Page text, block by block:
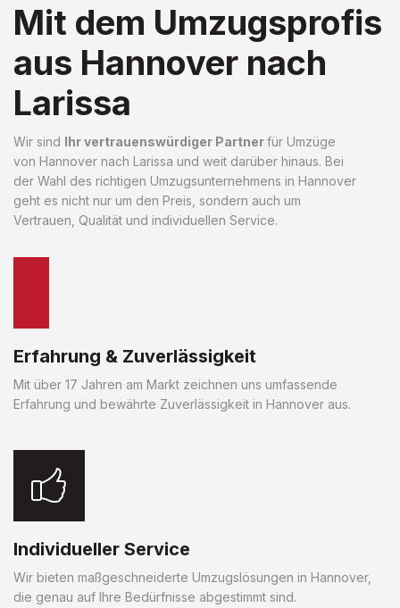
Mit dem Umzugsprofis
aus Hannover nach
Larissa
Wir sind Ihr vertrauenswürdiger Partnerfür Umzüge
von Hannover nach Larissa und weit darüber hinaus. Bei
der Wahl des richtigen Umzugsunternehmens in Hannover
geht es nicht nur um den Preis, sondern auch um
Vertrauen, Qualität und individuellen Service.
Erfahrung & Zuverlässigkeit
Mit über 17 Jahren am Markt zeichnen uns umfassende
Erfahrung und bewährte Zuverlässigkeit in Hannover aus.
Individueller Service
Wir bieten maßgeschneiderte Umzugslösungen in Hannover,
die genau auf Ihre Bedürfnisse abgestimmt sind.